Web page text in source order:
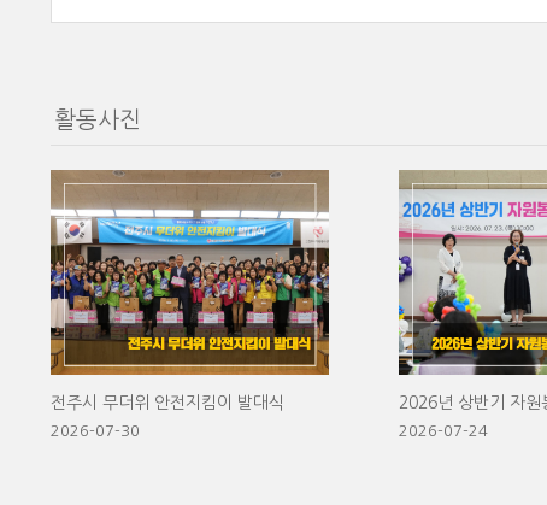
활동사진
전주시 무더위 안전지킴이 발대식
2026-07-30 2026-07-24